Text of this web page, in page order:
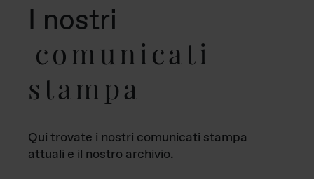
I nostri
comunicati
stampa
Qui trovate i nostri comunicati stampa
attuali e il nostro archivio.